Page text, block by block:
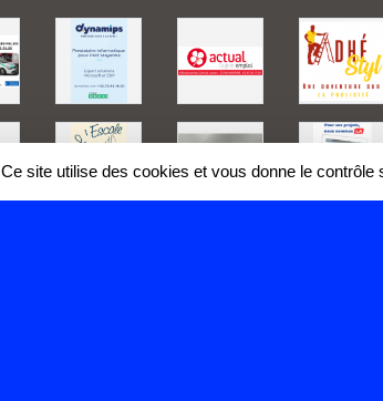
Ce site utilise des cookies et vous donne le